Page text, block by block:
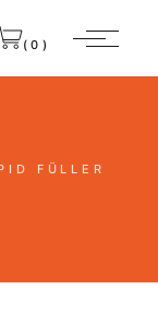
(0)
FÜLLER